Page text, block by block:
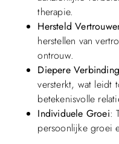
therapie.
Hersteld
herstellen van
ontrouw.
Diepere Verbinding
versterkt, wat leidt
betekenisvolle
Individuele Groei:
persoonlijke groei